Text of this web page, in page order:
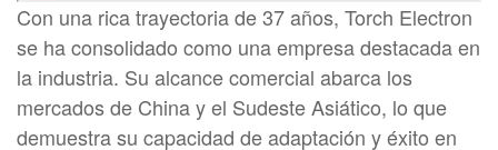
Con una rica trayectoria de 37 años, Torch Electron
se ha consolidado como una empresa destacada en
la industria. Su alcance comercial abarca los
mercados de China y el Sudeste Asiático, lo que
demuestra su capacidad de adaptación y éxito en